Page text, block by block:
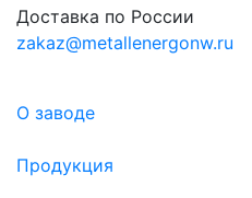
Доставка по России
zakaz@metallenergonw.ru
О заводе
Продукция